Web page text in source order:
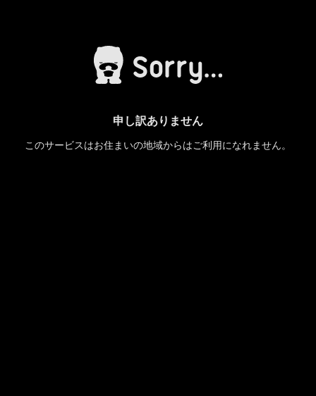
申し訳ありません
このサービスはお住まいの地域からはご利用になれません。